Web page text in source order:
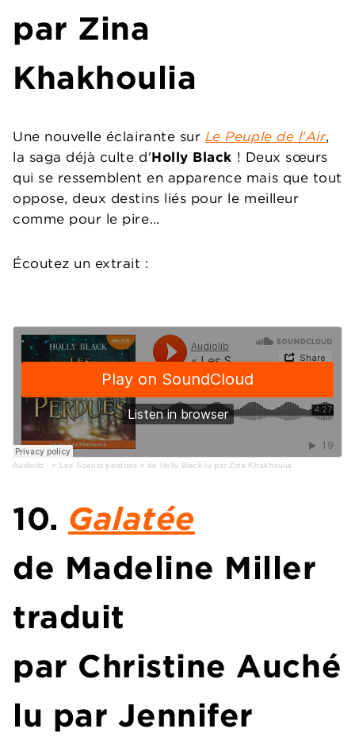
par Zina
Khakhoulia
Une nouvelle éclairante sur Le Peuple de l'Air,
la saga déjà culte d'Holly Black ! Deux sœurs
qui se ressemblent en apparence mais que tout
oppose, deux destins liés pour le meilleur
comme pour le pire…
Écoutez un extrait :
Audiolib · « Les Soeurs perdues » de Holly Black lu par Zina Khakhoulia
10. Galatée
de Madeline Miller
traduit
par Christine Auché
lu par Jennifer